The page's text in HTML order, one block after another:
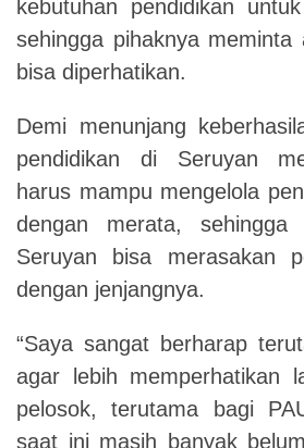
kebutuhan pendidikan
sehingga pihaknya
bisa diperhatikan.
Demi menunjang
pendidikan di Seruyan
harus mampu mengelola
dengan merata,
Seruyan bisa merasakan
dengan jenjangnya.
“Saya sangat berharap
agar lebih memperhatikan
pelosok, terutama bagi
saat ini masih banyak